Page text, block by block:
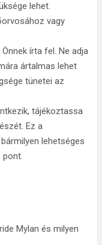
lehet.
vagy
írta fel. Ne adja
ártalmas lehet
tünetei az
tájékoztassa
Ez a
lehetséges
pont.
Mylan és milyen